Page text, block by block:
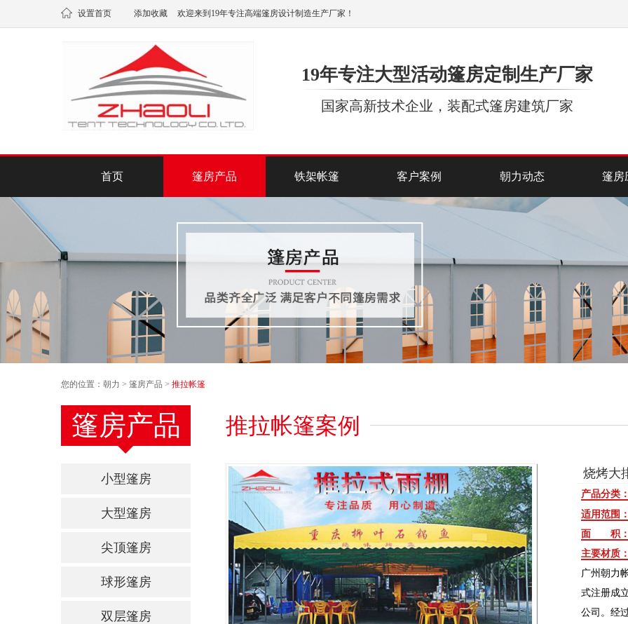
设置首页 添加收藏 欢迎来到19年专注高端篷房设计制造生产厂家！
19年专注大型活动篷房定制生产厂家
国家高新技术企业，装配式篷房建筑厂家
首页 篷房产品 铁架帐篷 客户案例 朝力动态 篷房
您的位置： 朝力 > 篷房产品 > 推拉帐篷
篷房产品
小型篷房
大型篷房
尖顶篷房
球形篷房
双层篷房
推拉帐篷案例
烧烤大
产品分类
适用范围
面 积
主要材质
广州朝力
式注册成
公司。经